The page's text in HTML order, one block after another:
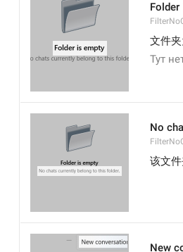
Folder
文件
Тут
No
该文
New